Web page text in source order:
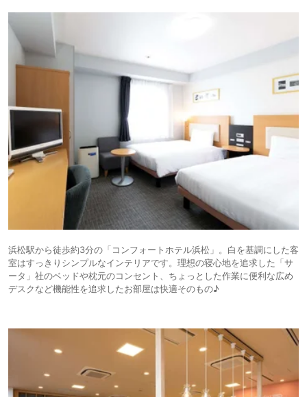
浜松駅から徒歩約3分の「コンフォートホテル浜松」。白を基調にした客
室はすっきりシンプルなインテリアです。理想の寝心地を追求した「サ
ータ」社のベッドや枕元のコンセント、ちょっとした作業に便利な広め
デスクなど機能性を追求したお部屋は快適そのもの♪